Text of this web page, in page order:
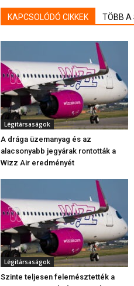
KAPCSOLÓDÓ CIKKEK TÖBB A
Légitársaságok
A drága üzemanyag és az
alacsonyabb jegyárak rontották a
Wizz Air eredményét
Légitársaságok
Szinte teljesen felemésztették a